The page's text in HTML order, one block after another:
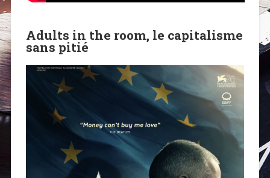
Adults in the room, le capitalisme
sans pitié